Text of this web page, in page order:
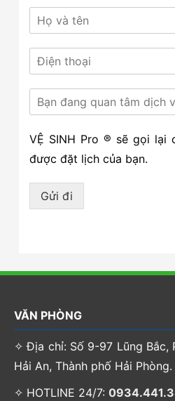
VỆ SINH Pro ® sẽ gọi lại
được đặt lịch của bạn.
Gửi đi
VĂN PHÒNG
✧ Địa chỉ: Số 9-97 Lũng Bắc,
Hải An, Thành phố Hải Phòng.
✧ HOTLINE 24/7: